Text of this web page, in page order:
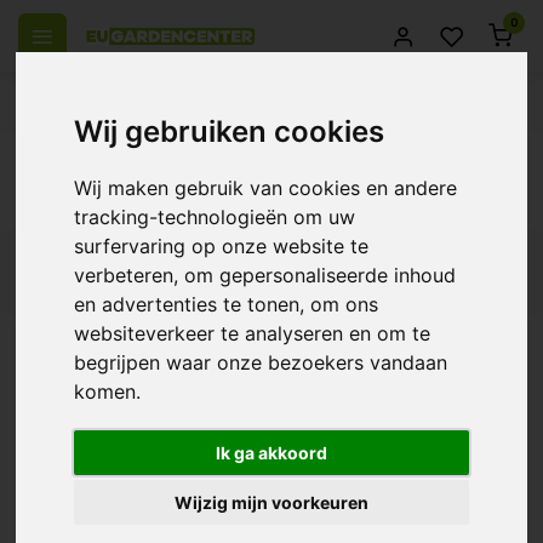
Wij gebruiken cookies
Wij maken gebruik van cookies en andere
tracking-technologieën om uw
surfervaring op onze website te
verbeteren, om gepersonaliseerde inhoud
en advertenties te tonen, om ons
websiteverkeer te analyseren en om te
begrijpen waar onze bezoekers vandaan
komen.
Ik ga akkoord
Wijzig mijn voorkeuren
0
Products tagged with stekken plug
€12,95